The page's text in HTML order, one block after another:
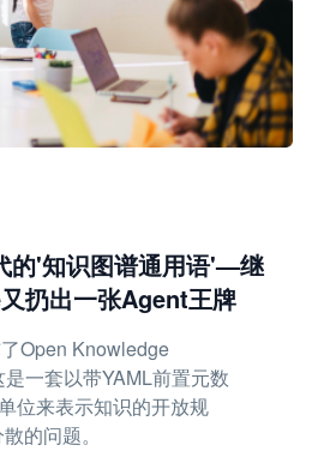
'知识图谱通用语'—继
扔出一张Agent王牌
Open Knowledge
一套以带YAML前置元数
位来表示知识的开放规
的问题。